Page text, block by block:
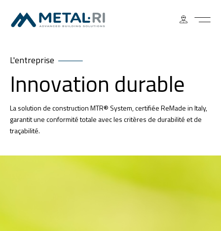
L'entreprise
Innovation durable
La solution de construction MTR® System, certifiée ReMade in Italy,
garantit une conformité totale avec les critères de durabilité et de
traçabilité.